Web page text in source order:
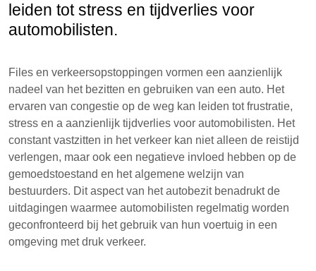
leiden tot stress en tijdverlies voor
automobilisten.
Files en verkeersopstoppingen vormen een aanzienlijk
nadeel van het bezitten en gebruiken van een auto. Het
ervaren van congestie op de weg kan leiden tot frustratie,
stress en a aanzienlijk tijdverlies voor automobilisten. Het
constant vastzitten in het verkeer kan niet alleen de reistijd
verlengen, maar ook een negatieve invloed hebben op de
gemoedstoestand en het algemene welzijn van
bestuurders. Dit aspect van het autobezit benadrukt de
uitdagingen waarmee automobilisten regelmatig worden
geconfronteerd bij het gebruik van hun voertuig in een
omgeving met druk verkeer.